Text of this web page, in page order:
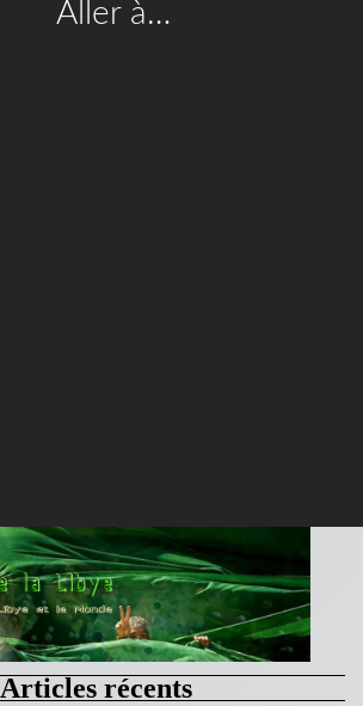
Aller à…
Articles récents